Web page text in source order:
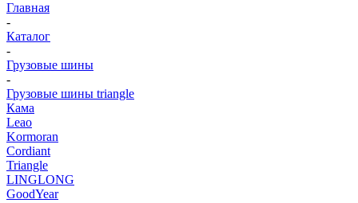
Главная
-
Каталог
-
Грузовые шины
-
Грузовые шины triangle
Кама
Leao
Kormoran
Cordiant
Triangle
LINGLONG
GoodYear